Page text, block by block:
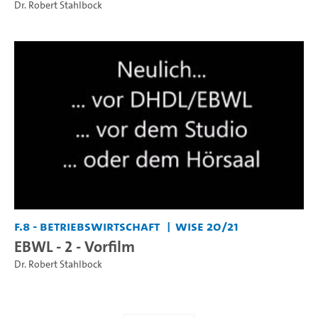
Dr. Robert Stahlbock
F.8 - Betriebswirtschaft WiSe 20/21
EBWL - 2 - Vorfilm
Dr. Robert Stahlbock